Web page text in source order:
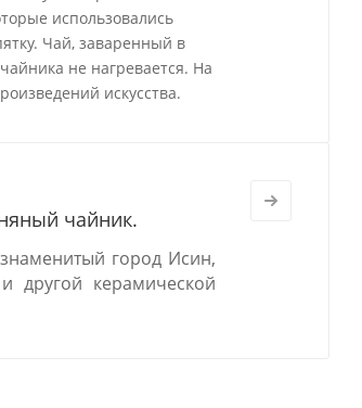
использовались
Чай, заваренный в
не нагревается. На
искусства.
чайник.
город Исин,
другой керамической